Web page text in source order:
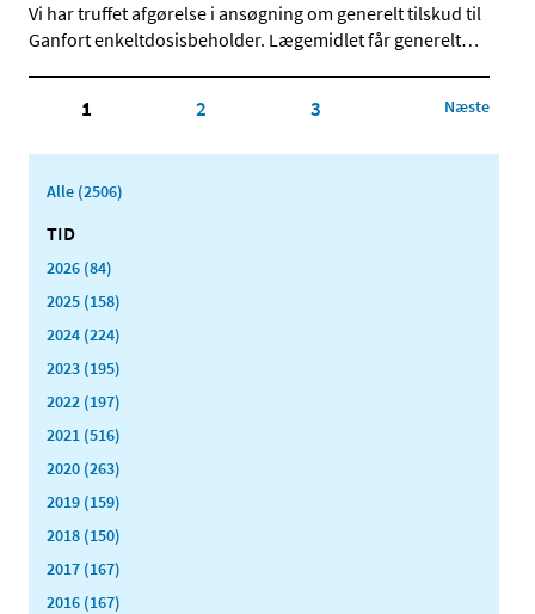
Vi har truffet afgørelse i ansøgning om generelt tilskud til
Ganfort enkeltdosisbeholder. Lægemidlet får generelt…
1 2 3 Næste
Alle (2506)
TID
2026 (84)
2025 (158)
2024 (224)
2023 (195)
2022 (197)
2021 (516)
2020 (263)
2019 (159)
2018 (150)
2017 (167)
2016 (167)